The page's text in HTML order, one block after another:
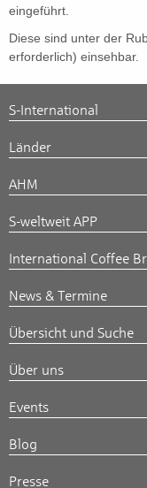
eingeführt.
Diese sind unter der
erforderlich) einsehbar.
S-International
Länder
AHM
S-weltweit APP
International Coffee
News & Termine
Übersicht und Suche
Über uns
Events
Blog
Presse